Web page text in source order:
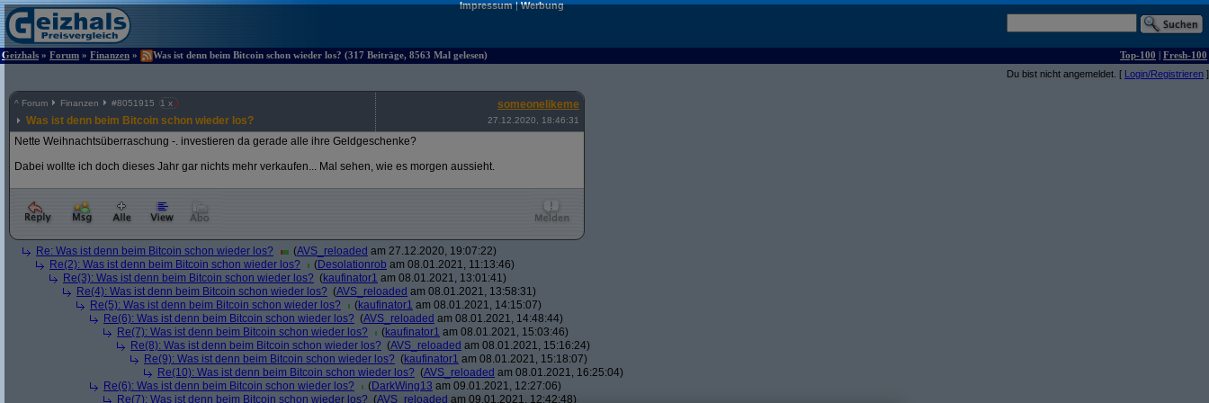
Impressum|Werbung
Geizhals » Forum » Finanzen » Was ist denn beim Bitcoin schon wieder los? (317 Beiträge, 8563 Mal gelesen) Top-100 | Fresh-100
Du bist nicht angemeldet. [ Login/Registrieren ]
^ Forum Finanzen #8051915 1 x
Was ist denn beim Bitcoin schon wieder los?
someonelikeme
27.12.2020, 18:46:31
Nette Weihnachtsüberraschung -. investieren da gerade alle ihre Geldgeschenke?
Dabei wollte ich doch dieses Jahr gar nichts mehr verkaufen... Mal sehen, wie es morgen aussieht.
Re: Was ist denn beim Bitcoin schon wieder los? (AVS_reloaded am 27.12.2020, 19:07:22)
Re(2): Was ist denn beim Bitcoin schon wieder los?
(Desolationrob am 08.01.2021, 11:13:46)
Re(3): Was ist denn beim Bitcoin schon wieder los? (kaufinator1 am 08.01.2021, 13:01:41)
Re(4): Was ist denn beim Bitcoin schon wieder los? (AVS_reloaded am 08.01.2021, 13:58:31)
Re(5): Was ist denn beim Bitcoin schon wieder los?
(kaufinator1 am 08.01.2021, 14:15:07)
Re(6): Was ist denn beim Bitcoin schon wieder los? (AVS_reloaded am 08.01.2021, 14:48:44)
Re(7): Was ist denn beim Bitcoin schon wieder los?
(kaufinator1 am 08.01.2021, 15:03:46)
Re(8): Was ist denn beim Bitcoin schon wieder los? (AVS_reloaded am 08.01.2021, 15:16:24)
Re(9): Was ist denn beim Bitcoin schon wieder los? (kaufinator1 am 08.01.2021, 15:18:07)
Re(10): Was ist denn beim Bitcoin schon wieder los? (AVS_reloaded am 08.01.2021, 16:25:04)
Re(6): Was ist denn beim Bitcoin schon wieder los?
(DarkWing13 am 09.01.2021, 12:27:06)
Re(7): Was ist denn beim Bitcoin schon wieder los? (AVS_reloaded am 09.01.2021, 12:42:48)